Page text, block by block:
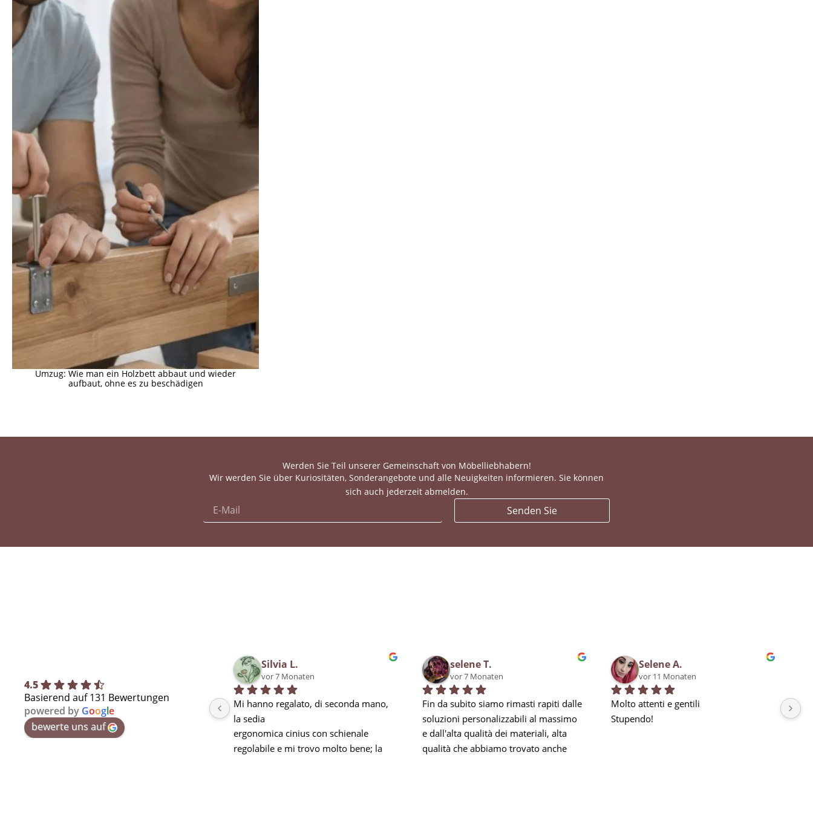
Umzug: Wie man ein Holzbett abbaut und wieder
aufbaut, ohne es zu beschädigen
Werden Sie Teil unserer Gemeinschaft von Möbelliebhabern!
Wir werden Sie über Kuriositäten, Sonderangebote und alle Neuigkeiten informieren. Sie können
sich auch jederzeit abmelden.
Senden Sie
4.5
Basierend auf 131 Bewertungen
powered by Google
bewerte uns auf
Silvia L.
vor 7 Monaten
Mi hanno regalato, di seconda mano,
la sedia
ergonomica cinius con schienale
regolabile e mi trovo molto bene; la
selene T.
vor 7 Monaten
Fin da subito siamo rimasti rapiti dalle
soluzioni personalizzabili al massimo
e dall'alta qualità dei materiali, alta
qualità che abbiamo trovato anche
Selene A.
vor 11 Monaten
Molto attenti e gentili
Stupendo!